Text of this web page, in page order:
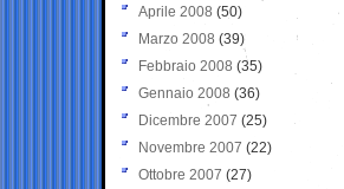
Aprile 2008 (50)
Marzo 2008 (39)
Febbraio 2008 (35)
Gennaio 2008 (36)
Dicembre 2007 (25)
Novembre 2007 (22)
Ottobre 2007 (27)